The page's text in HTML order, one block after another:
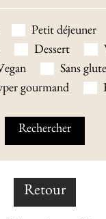
Petit déjeuner
Dessert
Sans
gourmand
Retour